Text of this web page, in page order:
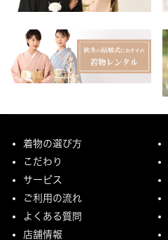
着物の選び方
こだわり
サービス
ご利用の流れ
よくある質問
店舗情報